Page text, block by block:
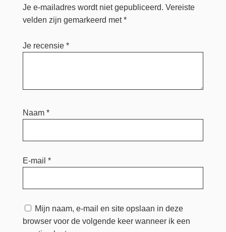
Je e-mailadres wordt niet gepubliceerd. Vereiste
velden zijn gemarkeerd met*
Je recensie *
Naam *
E-mail *
Mijn naam, e-mail en site opslaan in deze
browser voor de volgende keer wanneer ik een